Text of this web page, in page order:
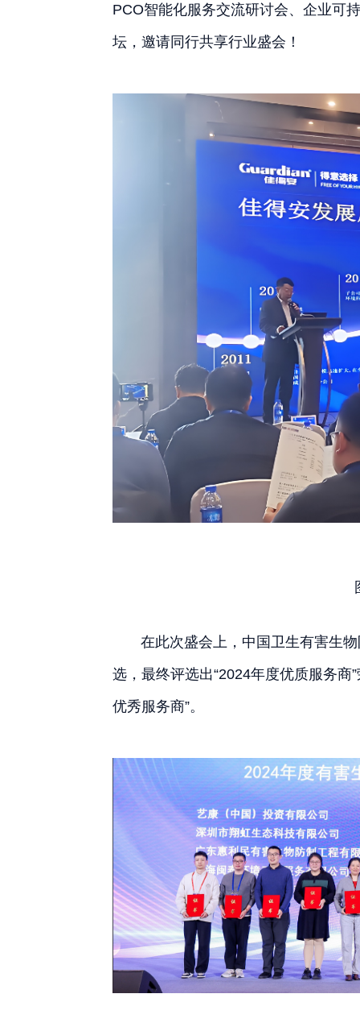
PCO智能化服务交流研讨会、企业可
坛，邀请同行共享行业盛会！
在此次盛会上，中国卫生有害生物
选，最终评选出“2024年度优质服务商
优秀服务商”。